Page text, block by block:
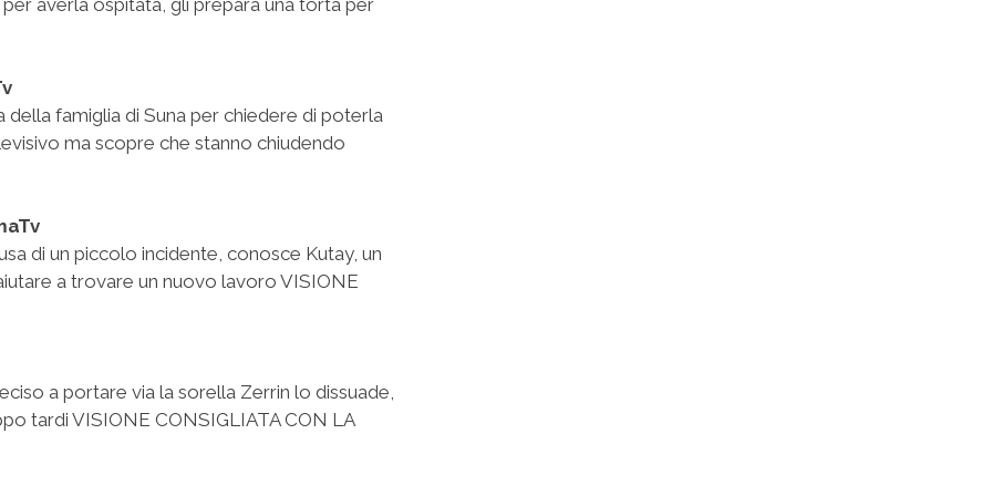
averla ospitata, gli prepara una torta per
famiglia di Suna per chiedere di poterla
ma scopre che stanno chiudendo
di un piccolo incidente, conosce Kutay, un
a trovare un nuovo lavoro VISIONE
a portare via la sorella Zerrin lo dissuade,
tardi VISIONE CONSIGLIATA CON LA